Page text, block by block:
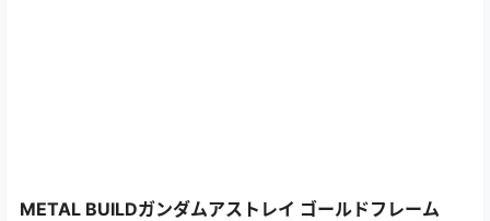
METAL BUILDガンダムアストレイ ゴールドフレーム